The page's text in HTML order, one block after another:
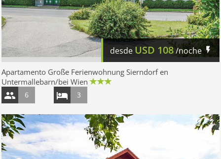
desde USD 108/noche
Apartamento Große Ferienwohnung Sierndorf en
Untermallebarn/bei Wien
6 3